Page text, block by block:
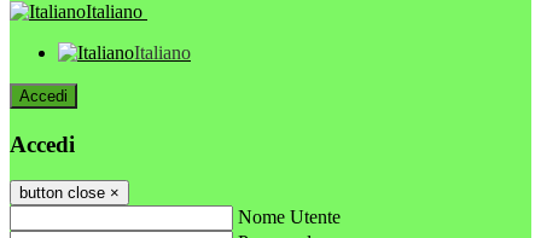
Italiano
Italiano
Accedi
Accedi
button close ×
Nome Utente